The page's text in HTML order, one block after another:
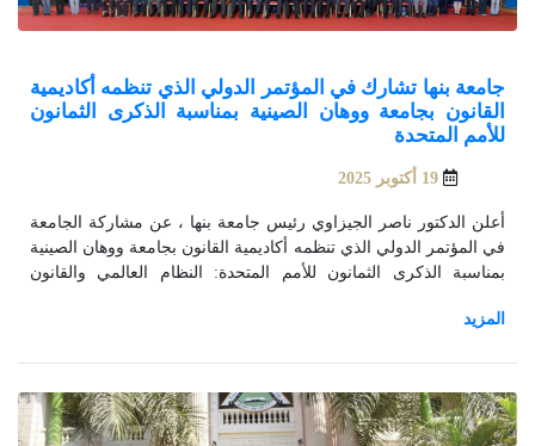
جامعة بنها تشارك في المؤتمر الدولي الذي تنظمه أكاديمية
القانون بجامعة ووهان الصينية بمناسبة الذكرى الثمانون
للأمم المتحدة
19 أكتوبر 2025
أعلن الدكتور ناصر الجيزاوي رئيس جامعة بنها ، عن مشاركة الجامعة
في المؤتمر الدولي الذي تنظمه أكاديمية القانون بجامعة ووهان الصينية
بمناسبة الذكرى الثمانون للأمم المتحدة: النظام العالمي والقانون